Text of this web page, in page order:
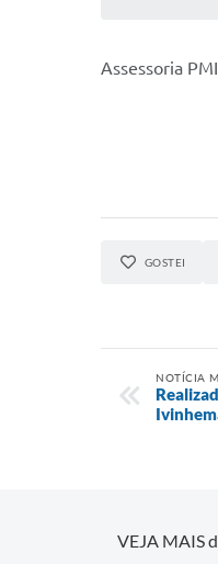
Assessoria PMI
GOSTEI
NOTÍCIA
VEJA MAIS